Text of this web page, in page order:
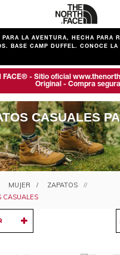
PARA LA AVENTURA, HECHA PARA
BASE CAMP DUFFEL. CONOCE
FACE® - Sitio oficial
Original - Compra segura
CASUALES
MUJER
ZAPATOS
CASUALES